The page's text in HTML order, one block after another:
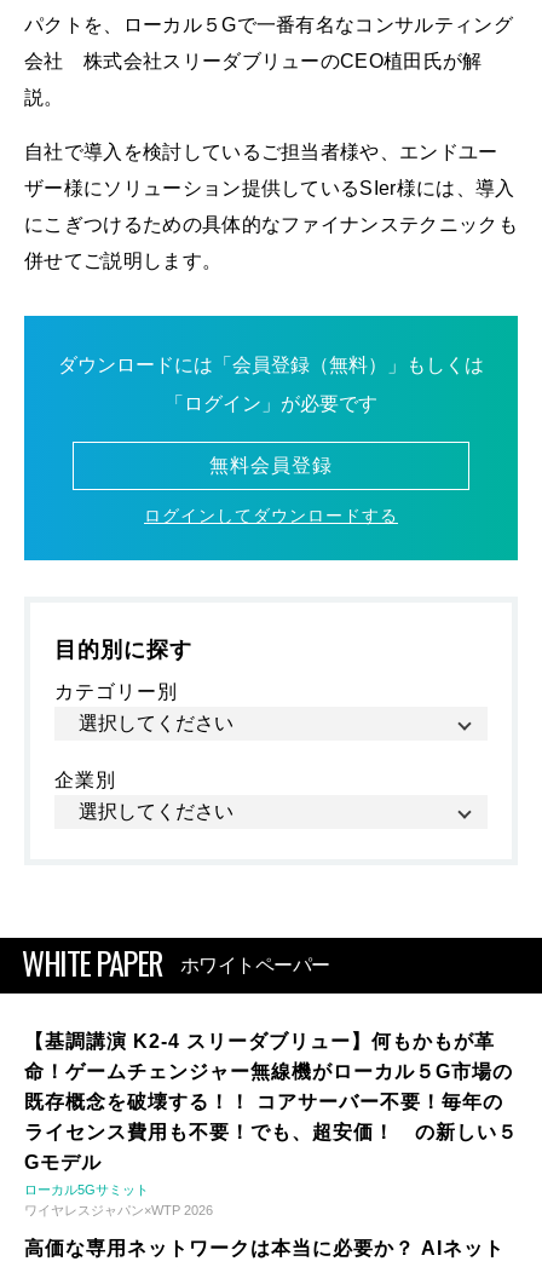
パクトを、ローカル５Gで一番有名なコンサルティング
会社 株式会社スリーダブリューのCEO植田氏が解
説。
自社で導入を検討しているご担当者様や、エンドユー
ザー様にソリューション提供しているSIer様には、導入
にこぎつけるための具体的なファイナンステクニックも
併せてご説明します。
ダウンロードには「会員登録（無料）」もしくは
「ログイン」が必要です
無料会員登録
ログインしてダウンロードする
目的別に探す
カテゴリー別
企業別
WHITE PAPER ホワイトペーパー
【基調講演 K2-4 スリーダブリュー】何もかもが革
命！ゲームチェンジャー無線機がローカル５G市場の
既存概念を破壊する！！ コアサーバー不要！毎年の
ライセンス費用も不要！でも、超安価！ の新しい５
Gモデル
ローカル5Gサミット
ワイヤレスジャパン×WTP 2026
高価な専用ネットワークは本当に必要か？ AIネット